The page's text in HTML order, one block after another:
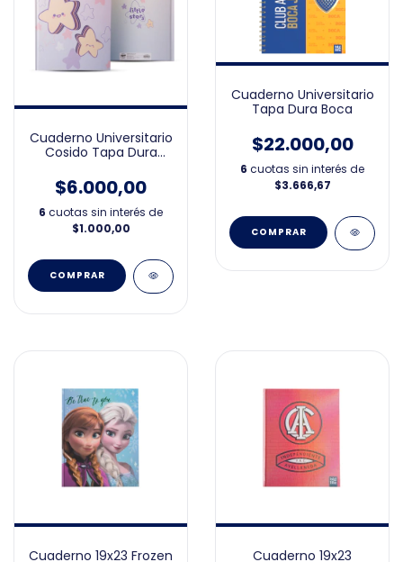
Cuaderno Universitario
Cosido Tapa Dura
$6.000,00
6 cuotas sin interés de
$1.000,00
Cuaderno Universitario
Tapa Dura Boca
$22.000,00
6 cuotas sin interés de
$3.666,67
COMPRAR
Cuaderno 19x23 Frozen
Cuaderno 19x23